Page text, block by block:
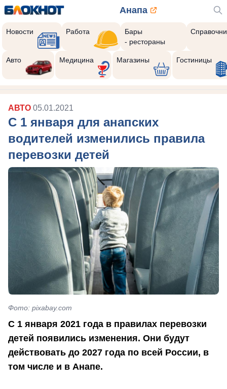
Анапа
Новости Работа
Бары
- рестораны
Авто Медицина Магазины Гостиницы
АВТО 05.01.2021
С 1 января для анапских
водителей изменились правила
перевозки детей
Фото: pixabay.com
С 1 января 2021 года в правилах перевозки
детей появились изменения. Они будут
действовать до 2027 года по всей России, в
том числе и в Анапе.